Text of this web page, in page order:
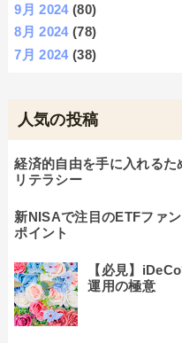
9月 2024(80)
8月 2024(78)
7月 2024(38)
人気の投稿
経済的自由を手に入れる
リテラシー
新NISAで注目のETFファ
ポイント
【必見】
運用の極意